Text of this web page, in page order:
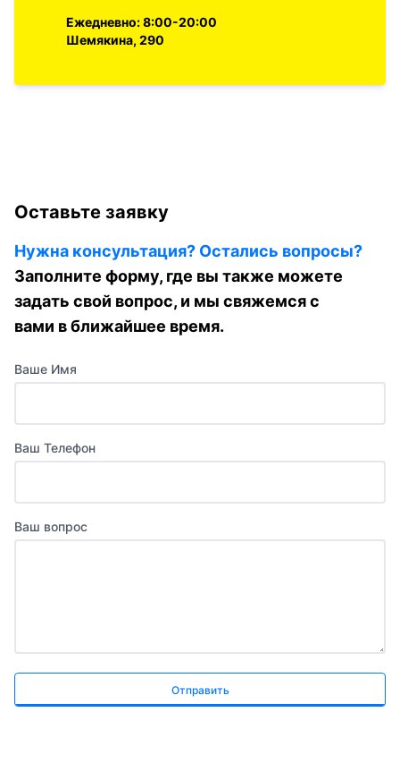
Ежедневно: 8:00-20:00
Шемякина, 290
Оставьте заявку
Нужна консультация? Остались вопросы?
Заполните форму, где вы также можете
задать свой вопрос, и мы свяжемся с
вами в ближайшее время.
Ваше Имя
Ваш Телефон
Ваш вопрос
Отправить